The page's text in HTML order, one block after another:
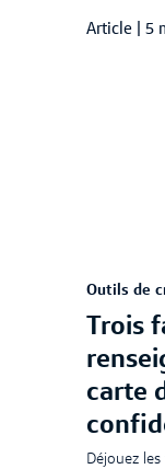
Article 5
Outils de
Trois
carte
Déjouez